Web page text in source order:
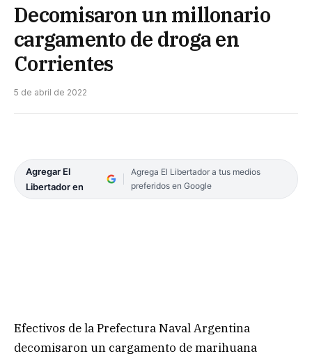
Decomisaron un millonario
cargamento de droga en
Corrientes
5 de abril de 2022
Agregar El
Libertador en
Agrega El Libertador a tus medios
preferidos en Google
Efectivos de la Prefectura Naval Argentina
decomisaron un cargamento de marihuana